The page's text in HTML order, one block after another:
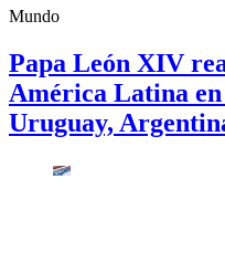
Mundo
Papa León XIV
América Latina
Uruguay,